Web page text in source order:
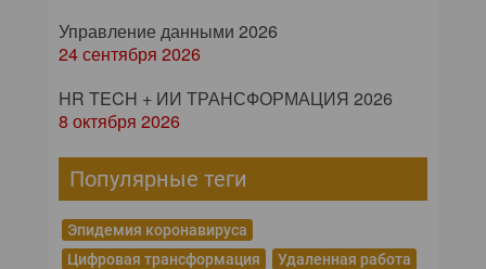
Управление данными 2026
24 сентября 2026
HR TECH + ИИ ТРАНСФОРМАЦИЯ 2026
8 октября 2026
Популярные теги
Эпидемия коронавируса
Цифровая трансформация
Удаленная работа